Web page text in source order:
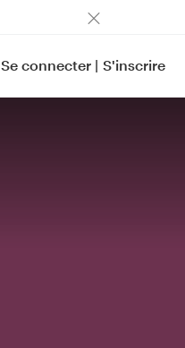
Se connecter | S'inscrire